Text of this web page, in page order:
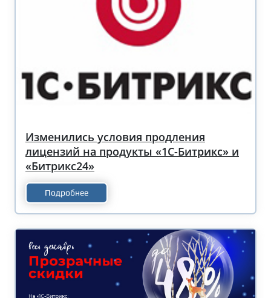
Изменились условия продления
лицензий на продукты «1С-Битрикс» и
«Битрикс24»
Подробнее